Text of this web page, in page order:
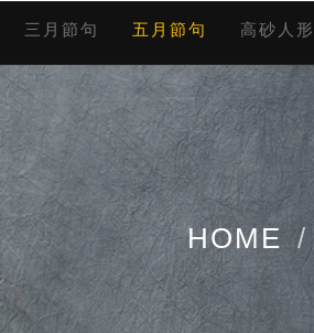
三月節句 五月節句 高砂人形
HOME